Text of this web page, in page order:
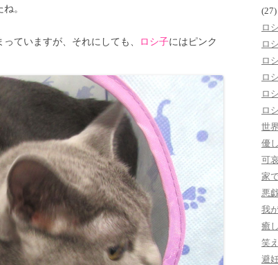
。
ていますが、それにしても、 ロシ子にはピンク
(27)
ロ
ロ
ロ
ロ
ロ
ロ
世
優
可
家
悪
我
癒
笑
避